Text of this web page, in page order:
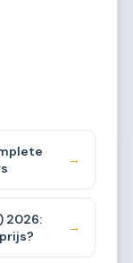
→
2026:
→